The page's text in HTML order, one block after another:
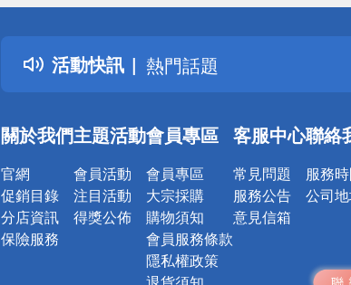
活動快訊
詐騙網頁！請小心！
得獎公告
熱門話題
銀行優惠
詐騙網頁！請小心！
關於我們
官網
促銷目錄
分店資訊
保險服務
主題活動
會員活動
注目活動
得獎公佈
會員專區
會員專區
大宗採購
購物須知
會員服務條款
隱私權政策
客服中心
常見問題
服務公告
意見信箱
聯絡
服務時
公司地